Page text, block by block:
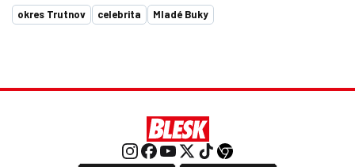
okres Trutnov celebrita Mladé Buky